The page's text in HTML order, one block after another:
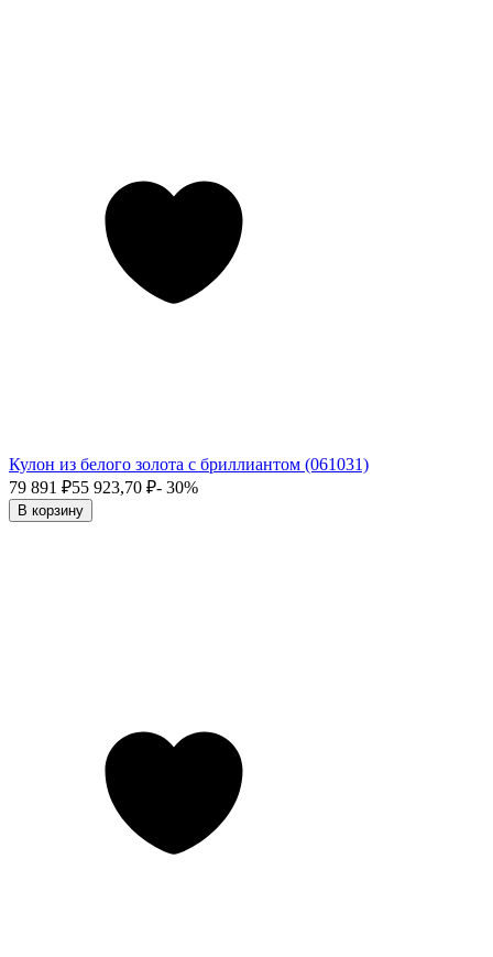
Кулон из белого золота с бриллиантом (061031)
79 891 ₽55 923,70 ₽- 30%
В корзину